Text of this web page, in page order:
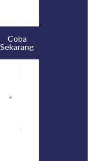
Coba
Sekarang
SMA
Syarat,
Posisi,
dan
Cara
Daftar
August 5,
2026
yang